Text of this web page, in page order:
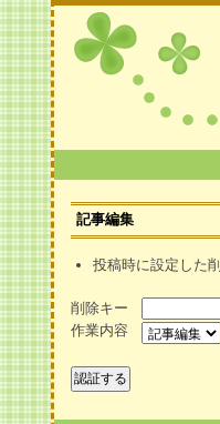
記事編集
投稿時に設定した
削除キー
作業内容